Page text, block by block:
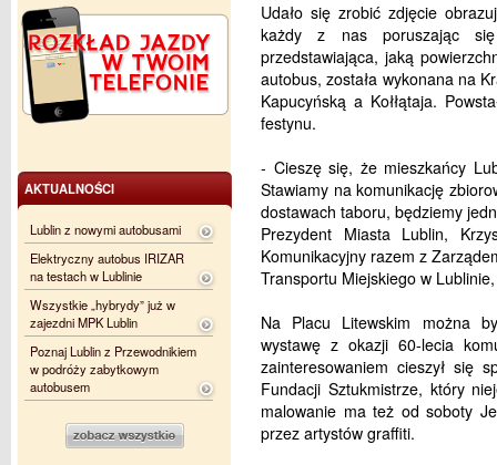
Udało się zrobić zdjęcie
każdy z nas poruszając się
przedstawiająca, jaką
autobus, została wykonana na
Kapucyńską a Kołłątaja.
festynu.
- Cieszę się, że mieszkańcy
Stawiamy na komunikację
dostawach taboru, będziemy
Prezydent Miasta Lublin,
Komunikacyjny razem z
Transportu Miejskiego w
Na Placu Litewskim można
wystawę z okazji 60-lecia
zainteresowaniem cieszył się
Fundacji Sztukmistrze, który
malowanie ma też od soboty
przez artystów graffiti.
AKTUALNOŚCI
Lublin z nowymi autobusami
Elektryczny autobus IRIZAR
na testach w Lublinie
Wszystkie „hybrydy” już w
zajezdni MPK Lublin
Poznaj Lublin z Przewodnikiem
w podróży zabytkowym
autobusem